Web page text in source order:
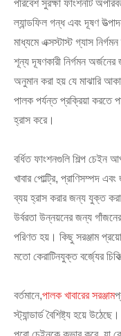
পরিবেশ সুরক্ষা ফাংশনটি
ল্যান্ডফিল গন্ধ এবং দূষণ
মাধ্যমে এক্সস্টাস্ট গ্যাস
শূন্য দূষণকারী নির্গমন অর্জনের
অনুমান করা হয় যে মাঝারি
পালক পর্যন্ত প্রক্রিয়া করতে
হ্রাস করে।
বর্ধিত ফাংশনগুলি শিল্প চেইন
খাবার পোল্ট্রি, প্রাণিসম্পদ
ব্যয় হ্রাস করার জন্য যুক্ত করা
উর্বরতা উন্নয়নের জন্য
পরিণত হয়। কিছু সরঞ্জাম
মতো কেরাটিনযুক্ত বর্জ্যের
বর্তমানে,পালক খাবারের সরঞ্জাম
স্ট্যান্ডার্ড বৈশিষ্ট্য হয়ে